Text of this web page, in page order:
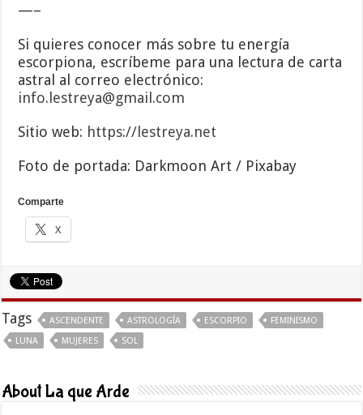
—–
Si quieres conocer más sobre tu energía
escorpiona, escríbeme para una lectura de carta
astral al correo electrónico:
info.lestreya@gmail.com
Sitio web: https://lestreya.net
Foto de portada: Darkmoon Art / Pixabay
Comparte
X
Tags ASCENDENTE ASTROLOGÍA ESCORPIO
FEMINISMO
LUNA
MUJERES SOL
About La que Arde